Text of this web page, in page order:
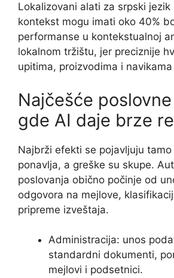
Lokalizovani alati za srpski jezik
kontekst mogu imati oko 40%
performanse u kontekstualnoj
lokalnom tržištu, jer preciznije
upitima, proizvodima i
Najčešće
gde AI daje brze
Najbrži efekti se pojavljuju
ponavlja, a greške su skupe.
poslovanja obično počinje od
odgovora na mejlove,
pripreme izveštaja.
Administracija: unos
standardni dokumenti,
mejlovi i podsetnici.